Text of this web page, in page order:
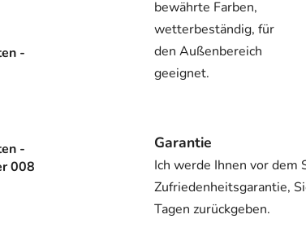
-
-
008
bewährte Farben,
wetterbeständig, für
den Außenbereich
geeignet.
Garantie
Ich werde Ihnen vor dem
Zufriedenheitsgarantie,
Tagen zurückgeben.